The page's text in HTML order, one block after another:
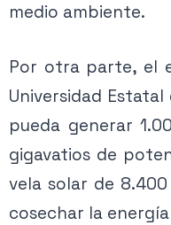
medio ambiente.
Por otra parte, el
Universidad
pueda generar
gigavatios de
vela solar de
cosechar la